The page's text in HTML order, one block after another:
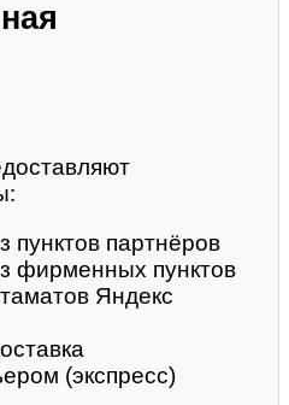
пунктов партнёров
фирменных пунктов
Яндекс
(экспресс)